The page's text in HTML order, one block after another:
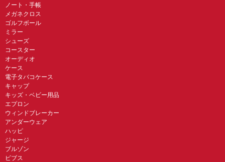
ノート・手帳
メガネクロス
ゴルフボール
ミラー
シューズ
コースター
オーディオ
ケース
電子タバコケース
キャップ
キッズ・ベビー用品
エプロン
ウィンドブレーカー
アンダーウェア
ハッピ
ジャージ
ブルゾン
ビブス